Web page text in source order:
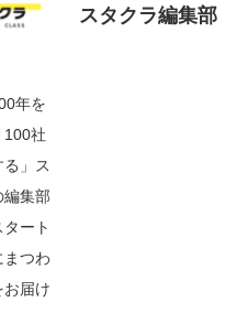
スタクラ編集部
年を
100社
る」ス
編集部
ート
まつわ
お届け